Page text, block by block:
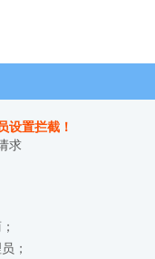
设置拦截！
求
；